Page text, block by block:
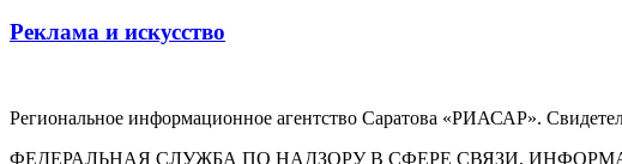
Реклама и искусство
Региональное информационное агентство Саратова «РИАСАР».
ФЕДЕРАЛЬНАЯ СЛУЖБА ПО НАДЗОРУ В СФЕРЕ СВЯЗИ,